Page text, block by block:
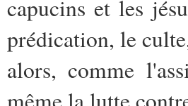
capucins et les
prédication, le
alors, comme